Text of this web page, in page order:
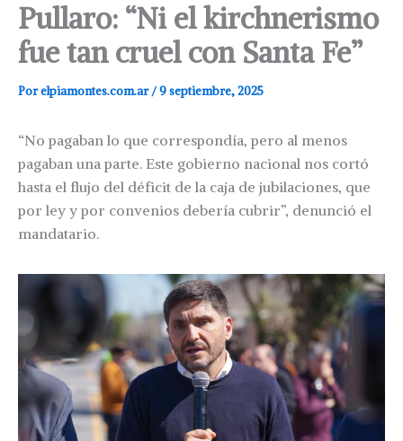
Pullaro: “Ni el kirchnerismo
fue tan cruel con Santa Fe”
Porelpiamontes.com.ar/9 septiembre, 2025
“No pagaban lo que correspondía, pero al menos
pagaban una parte. Este gobierno nacional nos cortó
hasta el flujo del déficit de la caja de jubilaciones, que
por ley y por convenios debería cubrir”, denunció el
mandatario.